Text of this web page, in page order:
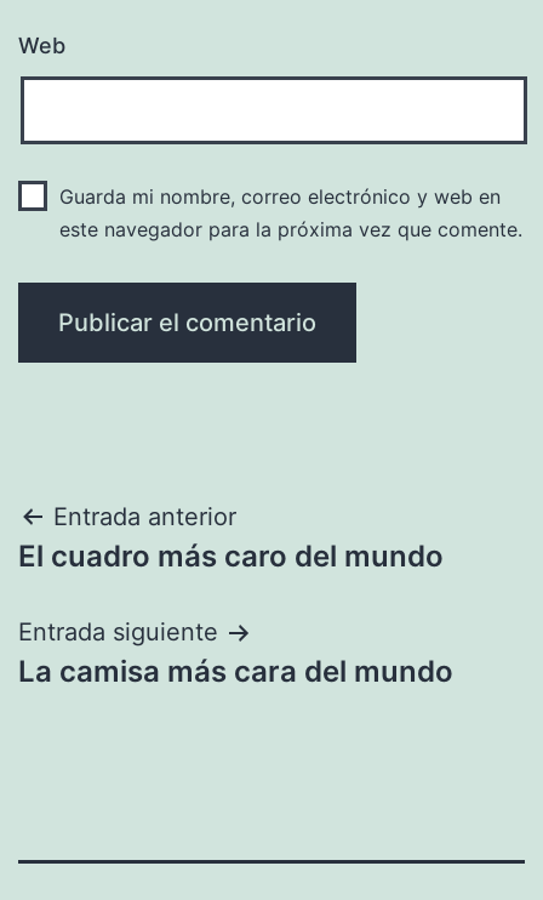
Web
Guarda mi nombre, correo electrónico y web en
este navegador para la próxima vez que comente.
Navegación
de
entradas
Entrada anterior
El cuadro más caro del mundo
Entrada siguiente
La camisa más cara del mundo